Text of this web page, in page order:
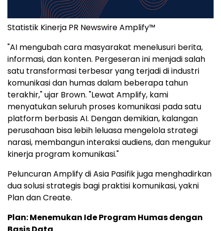
Statistik Kinerja PR Newswire Amplify™
"AI mengubah cara masyarakat menelusuri berita,
informasi, dan konten. Pergeseran ini menjadi salah
satu transformasi terbesar yang terjadi di industri
komunikasi dan humas dalam beberapa tahun
terakhir," ujar Brown. "Lewat Amplify, kami
menyatukan seluruh proses komunikasi pada satu
platform berbasis AI. Dengan demikian, kalangan
perusahaan bisa lebih leluasa mengelola strategi
narasi, membangun interaksi audiens, dan mengukur
kinerja program komunikasi."
Peluncuran Amplify di Asia Pasifik juga menghadirkan
dua solusi strategis bagi praktisi komunikasi, yakni
Plan dan Create.
Plan: Menemukan Ide Program Humas dengan